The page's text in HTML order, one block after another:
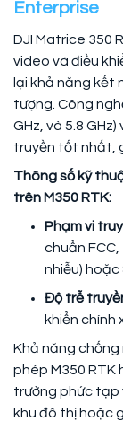
Enterprise
DJI Matrice 350
video và điều
lại khả năng kết
tượng. Công
GHz, và 5.8
truyền tốt nhất,
Thông số kỹ
trên M350 RTK:
Phạm vi
chuẩn
nhiễu) hoặc
Độ trễ
khiển chính
Khả năng chống
phép M350
trường phức tạp
khu đô thị hoặc